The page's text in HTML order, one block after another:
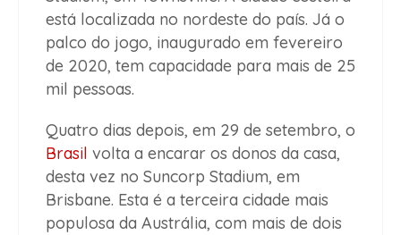
está localizada no nordeste do país. Já o
palco do jogo, inaugurado em fevereiro
de 2020, tem capacidade para mais de 25
mil pessoas.
Quatro dias depois, em 29 de setembro, o
Brasil volta a encarar os donos da casa,
desta vez no Suncorp Stadium, em
Brisbane. Esta é a terceira cidade mais
populosa da Austrália, com mais de dois